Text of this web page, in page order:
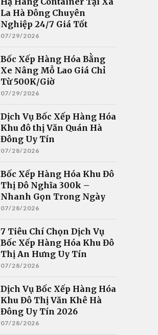
La Hà Đông Chuyên
Nghiệp 24/7 Giá Tốt
07/29/2026
Bốc Xếp Hàng Hóa Bằng
Xe Nâng Mỗ Lao Giá Chỉ
Từ 500K/Giờ
07/29/2026
Dịch Vụ Bốc Xếp Hàng Hóa
Khu đô thị Văn Quán Hà
Đông Uy Tín
07/28/2026
Bốc Xếp Hàng Hóa Khu Đô
Thị Đô Nghĩa 300k –
Nhanh Gọn Trong Ngày
07/28/2026
7 Tiêu Chí Chọn Dịch Vụ
Bốc Xếp Hàng Hóa Khu Đô
Thị An Hưng Uy Tín
07/28/2026
Dịch Vụ Bốc Xếp Hàng Hóa
Khu Đô Thị Văn Khê Hà
Đông Uy Tín 2026
07/28/2026